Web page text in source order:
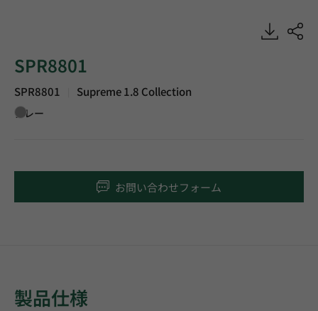
SPR8801, Supreme 1.8, Heterogeneous Sheet, HFLOR
SPR8801
SPR8801 Supreme 1.8 Collection
グレー
お問い合わせフォーム
製品仕様